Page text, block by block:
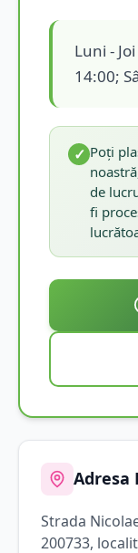
Luni -
14:00;
✓ Poți
de
fi
Adresa
Strada
200733,